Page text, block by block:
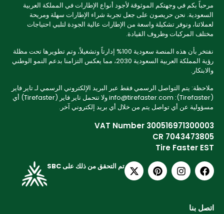
مرحباً بكم في وجهتكم الموثوقة لأجود أنواع الإطارات في المملكة العربية
السعودية. نحن حريصون على جعل تجربة شراء الإطارات سهلة ومريحة
لعملائنا، ونوفر تشكيلة واسعة من الإطارات عالية الجودة لتلبي احتياجات
مختلف المركبات وظروف القيادة.
نفتخر بأن هذه المنصة سعودية 100% إدارتاً وتشغيلاً، وتم تطويرها تحت مظلة
رؤية المملكة العربية السعودية 2030، مما يعكس التزامنا بدعم النمو الوطني
والابتكار.
ملاحظة: يتم التواصل الرسمي فقط عبر البريد الإلكتروني الرسمي لـ تاير فاير
(Tirefaster): info@tirefaster.com ولا تتحمل تاير فاير (Tirefaster) أي
مسؤولية عن أي تواصل يتم من خلال أي بريد إلكتروني آخر.
VAT Number 300516971300003
CR 7043473805
Tire Faster EST
تم التحقق من ذلك على SBC
اتصل بنا